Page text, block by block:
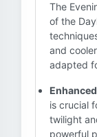
The
of the
and
adapted
is crucial
twilight
powerful